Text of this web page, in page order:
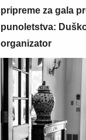
pripreme za gala
punoletstva:
organizator